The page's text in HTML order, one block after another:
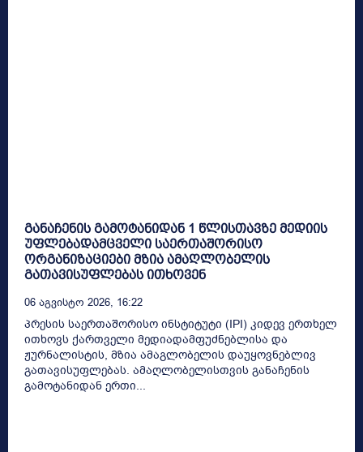
განაჩენის გამოტანიდან 1 წლისთავზე მედიის
უფლებადამცველი საერთაშორისო
ორგანიზაციები მზია ამაღლობელის
გათავისუფლებას ითხოვენ
06 Აგვისტო 2026, 16:22
პრესის საერთაშორისო ინსტიტუტი (IPI) კიდევ ერთხელ
ითხოვს ქართველი მედიადამფუძნებლისა და
ჟურნალისტის, მზია ამაგლობელის დაუყოვნებლივ
გათავისუფლებას. ამაღლობელისთვის განაჩენის
გამოტანიდან ერთი...